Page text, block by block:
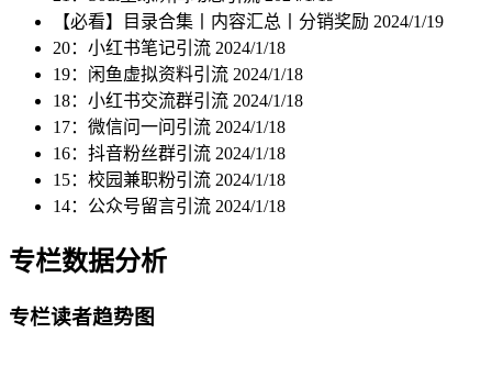
【必看】目录合集丨内容汇总丨分销奖励 2024/1/19
20：小红书笔记引流 2024/1/18
19：闲鱼虚拟资料引流 2024/1/18
18：小红书交流群引流 2024/1/18
17：微信问一问引流 2024/1/18
16：抖音粉丝群引流 2024/1/18
15：校园兼职粉引流 2024/1/18
14：公众号留言引流 2024/1/18
专栏数据分析
专栏读者趋势图